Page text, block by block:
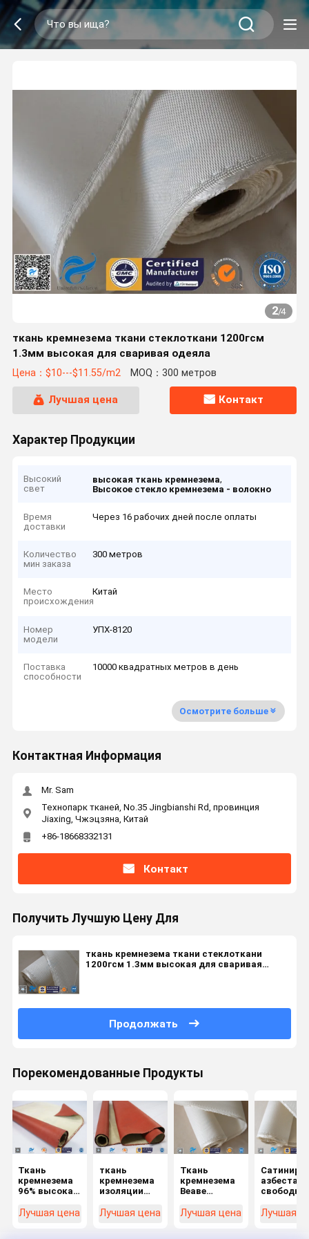
2/4
ткань кремнезема ткани стеклоткани 1200гсм
1.3мм высокая для сваривая одеяла
Цена：$10---$11.55/m2 MOQ：300 метров
Лучшая цена Контакт
Характер Продукции
Высокий
свет
высокая ткань кремнезема,
Высокое стекло кремнезема - волокно
Время
доставки
Через 16 рабочих дней после оплаты
Количество
мин заказа
300 метров
Место
происхождения
Китай
Номер
модели
УПХ-8120
Поставка
способности
10000 квадратных метров в день
Осмотрите больше
Контактная Информация
Mr. Sam
Технопарк тканей, No.35 Jingbianshi Rd, провинция
Jiaxing, Чжэцзяна, Китай
+86-18668332131
Контакт
Получить Лучшую Цену Для
ткань кремнезема ткани стеклоткани
1200гсм 1.3мм высокая для сваривая
Продолжать
Порекомендованные Продукты
Ткань
кремнезема
96% высокая
одним
Лучшая цена
ткань
кремнезема
изоляции
теплостойким
Лучшая цена
Ткань
кремнезема
Веаве
1250г цвета
Лучшая цена
азбеста
Лучшая